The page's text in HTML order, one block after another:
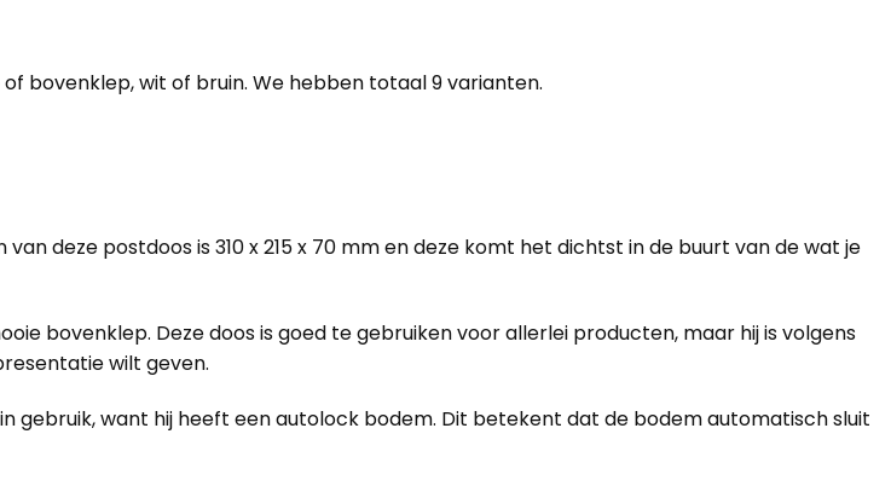
bovenklep, wit of bruin. We hebben totaal 9 varianten.
deze postdoos is 310 x 215 x 70 mm en deze komt het dichtst in de buurt van de wat je
bovenklep. Deze doos is goed te gebruiken voor allerlei producten, maar hij is volgens
wilt geven.
gebruik, want hij heeft een autolock bodem. Dit betekent dat de bodem automatisch sluit